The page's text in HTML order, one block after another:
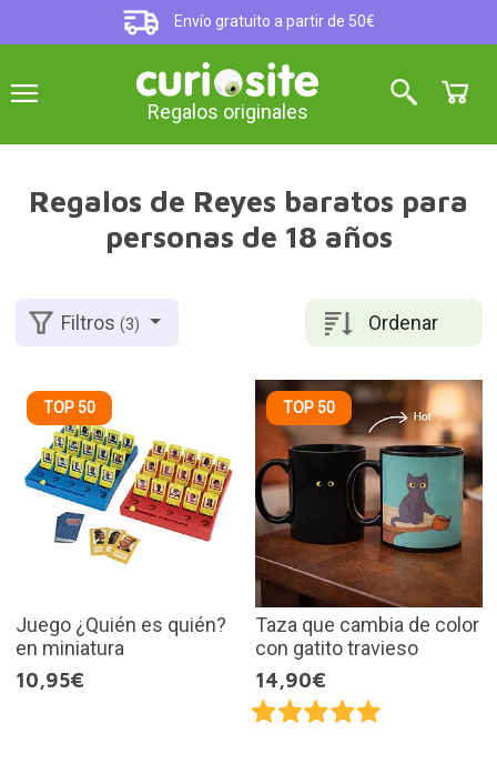
Envío gratuito a partir de 50€
Regalos originales
Regalos de Reyes baratos para
personas de 18 años
Ordenar
Filtros(3)
TOP 50
Juego ¿Quién es quién?
en miniatura
10,95€
TOP 50
Taza que cambia de color
con gatito travieso
14,90€